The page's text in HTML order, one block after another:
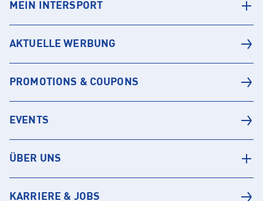
MEIN INTERSPORT
AKTUELLE WERBUNG
PROMOTIONS & COUPONS
EVENTS
ÜBER UNS
KARRIERE & JOBS